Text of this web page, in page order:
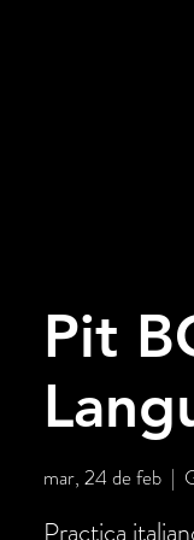
Pit
mar, 24 de feb
  |
Practica